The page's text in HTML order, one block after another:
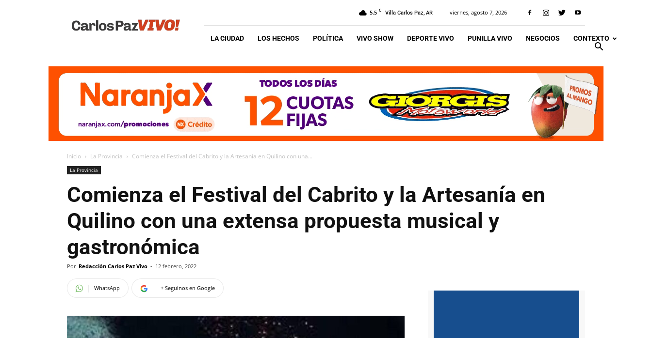
Vivo
5.5 C Villa Carlos Paz, AR viernes, agosto 7, 2026
LA CIUDAD LOS HECHOS POLÍTICA VIVO SHOW DEPORTE VIVO PUNILLA VIVO NEGOCIOS CONTEXTO
Inicio La Provincia Comienza el Festival del Cabrito y la Artesanía en Quilino con una...
La Provincia
Comienza el Festival del Cabrito y la Artesanía en
Quilino con una extensa propuesta musical y
gastronómica
Por Redacción Carlos Paz Vivo - 12 febrero, 2022
WhatsApp + Seguinos en Google